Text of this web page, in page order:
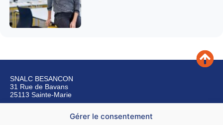
Gérer le consentement
SNALC BESANCON
31 Rue de Bavans
25113 Sainte-Marie